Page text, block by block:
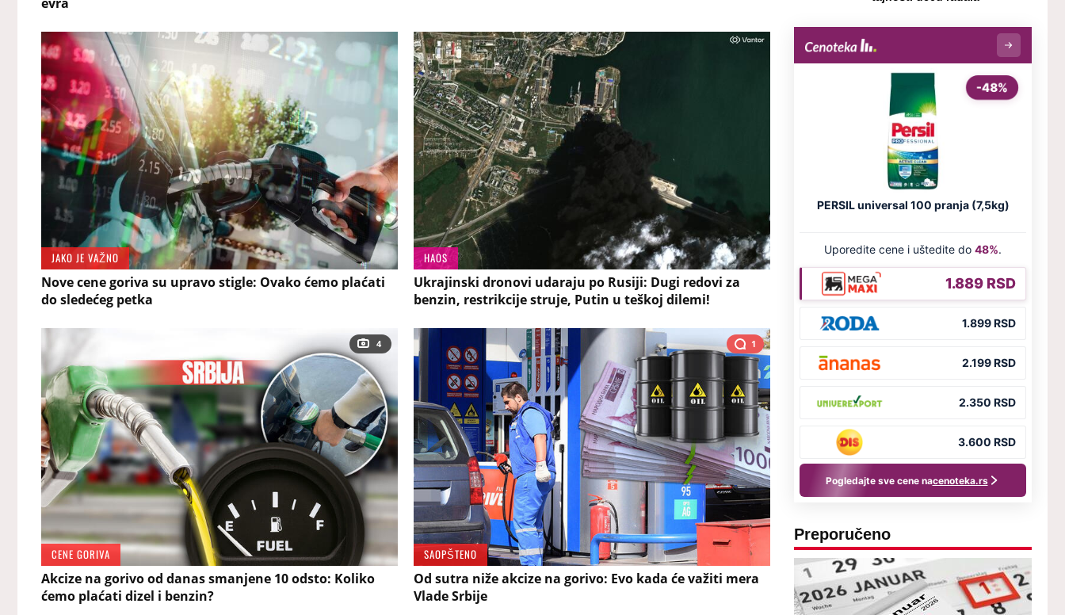
JAKO JE VAŽNO
Nove cene goriva su upravo stigle: Ovako ćemo plaćati
do sledećeg petka
HAOS
Ukrajinski dronovi udaraju po Rusiji: Dugi redovi za
benzin, restrikcije struje, Putin u teškoj dilemi!
4
CENE GORIVA
Akcize na gorivo od danas smanjene 10 odsto: Koliko
ćemo plaćati dizel i benzin?
1
SAOPŠTENO
Od sutra niže akcize na gorivo: Evo kada će važiti mera
Vlade Srbije
Preporučeno